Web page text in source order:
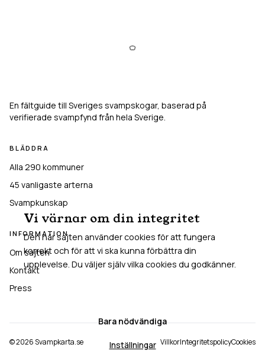
En fältguide till Sveriges svampskogar, baserad på
verifierade svampfynd från hela Sverige.
BLÄDDRA
Alla 290 kommuner
45 vanligaste arterna
Svampkunskap
INFORMATION
Om sajten
Kontakt
Press
©2026Svampkarta.se VillkorIntegritetspolicyCookies
Vi värnar om din integritet
Den här sajten använder cookies för att fungera
korrekt och för att vi ska kunna förbättra din
upplevelse. Du väljer själv vilka cookies du godkänner.
Bara nödvändiga
Inställningar